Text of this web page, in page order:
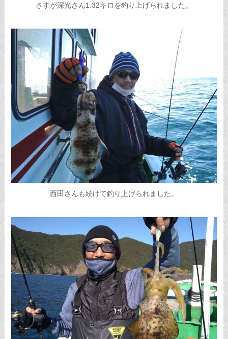
さすが深光さん1.32キロを釣り上げられました。
西田さんも続けて釣り上げられました。